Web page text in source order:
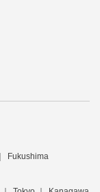
Fukushima